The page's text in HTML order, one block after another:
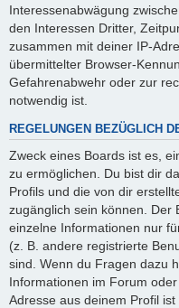
Interessenabwägung
den Interessen Dritter,
zusammen mit deiner IP-
übermittelter Browser-
Gefahrenabwehr oder zur
notwendig ist.
REGELUNGEN BEZÜGLICH
Zweck eines Boards ist es,
zu ermöglichen. Du bist dir
Profils und die von dir
zugänglich sein können. Der
einzelne Informationen nur
(z. B. andere registrierte
sind. Wenn du Fragen dazu
Informationen im Forum
Adresse aus deinem Profil